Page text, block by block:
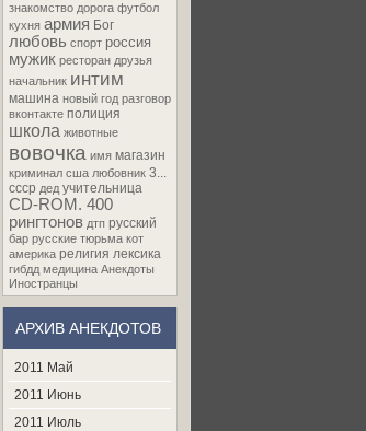
знакомство дорога футбол
кухня армия Бог
любовь спорт россия
мужик ресторан друзья
начальник интим
машина новый год разговор
вконтакте полиция
школа животные
вовочка имя магазин
криминал сша любовник 3...
ссср дед учительница
CD-ROM. 400
рингтонов дтп русский
бар русские тюрьма кот
америка религия лексика
гибдд медицина Анекдоты
Иностранцы
АРХИВ АНЕКДОТОВ
2011 Май
2011 Июнь
2011 Июль